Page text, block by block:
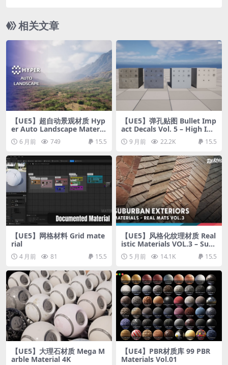
相关文章
【UE5】超自动景观材质 Hyp
er Auto Landscape Materia
l v36 月前 749 15.5
【UE5】弹孔贴图 Bullet Imp
act Decals Vol. 5 – High Im
pact9 月前 22.2K 15.5
【UE5】网格材料 Grid mate
rial
4 月前 81 15.5
【UE5】风格化纹理材质 Real
istic Materials VOL.3 – Sub
urban Exteriors (50 Materi
als)5 月前 14.1K 15.5
【UE5】大理石材质 Mega M
arble Material 4K
【UE4】PBR材质库 99 PBR
Materials Vol.01